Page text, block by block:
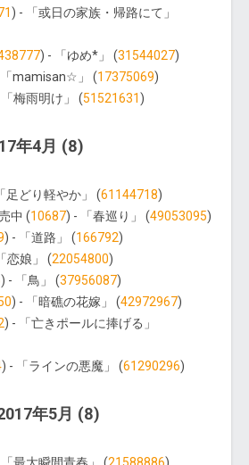
) - 「或日の家族・帰路にて」
) - 「ゆめ*」 (31544027)
「mamisan☆」 (17375069)
梅雨明け」 (51521631 )
年4月 (8)
足どり軽やか」 (61144718)
中 (10687) - 「春巡り」 (49053095)
) - 「道路」 (166792)
恋娘」 (22054800)
) - 「鳥」 (37956087)
) - 「暗礁の花嫁」 (42972967)
) - 「亡きポールに捧げる」
) - 「ラインの悪魔」 (61290296)
年5月 (8)